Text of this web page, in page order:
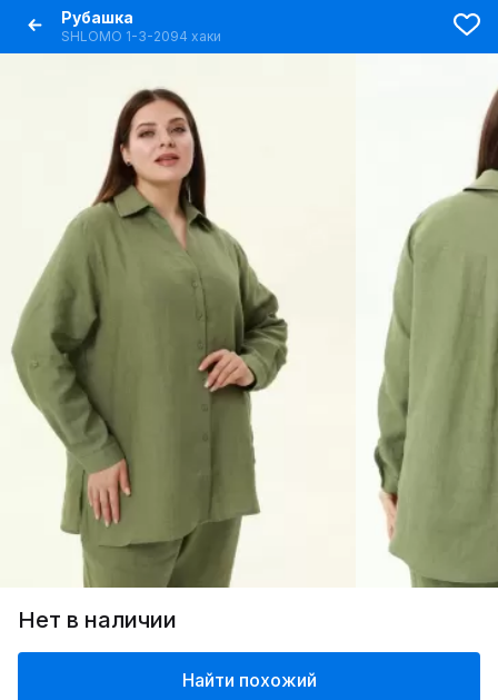
Рубашка
SHLOMO 1-3-2094 хаки
Нет в наличии
Найти похожий